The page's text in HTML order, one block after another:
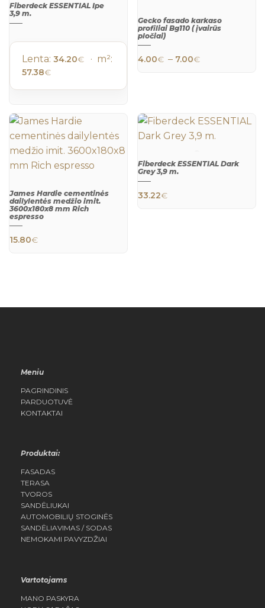
Fiberdeck ESSENTIAL Ipe
3,9 m.
Lenta: 34.20€ · m²:
57.38€
Gecko fasado karkaso
profiliai Bg110 ( įvairūs
pločiai)
4.00€ – 7.00€
James Hardie cementinės
dailylentės medžio imit.
3600x180x8 mm Rich
espresso
15.80€
Fiberdeck ESSENTIAL Dark
Grey 3,9 m.
33.22€
Meniu
PAGRINDINIS
PARDUOTUVĖ
KONTAKTAI
Produktai:
FASADAS
TERASA
TVOROS
SANDĖLIUKAI
AUTOMOBILIŲ STOGINĖS
SANDĖLIAVIMAS / SODAS
NEMOKAMI PAVYZDŽIAI
Vartotojams
MANO PASKYRA